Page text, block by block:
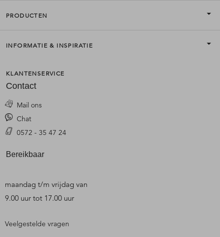
PRODUCTEN
INFORMATIE & INSPIRATIE
KLANTENSERVICE
Contact
Mail ons
Chat
0572 - 35 47 24
Bereikbaar
maandag t/m vrijdag van
9.00 uur tot 17.00 uur
Veelgestelde vragen